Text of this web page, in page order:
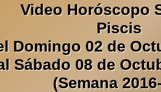
Video Horóscopo
Piscis
Domingo 02 de
Sábado 08 de
(Semana